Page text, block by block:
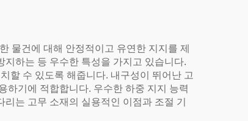
물건에 대해 안정적이고 유연한 지지를 제
하는 등 우수한 특성을 가지고 있습니다.
할 수 있도록 해줍니다. 내구성이 뛰어난 고
하기에 적합합니다. 우수한 하중 지지 능력
는 고무 소재의 실용적인 이점과 조절 기